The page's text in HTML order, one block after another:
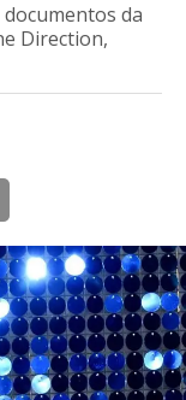
da
Direction,